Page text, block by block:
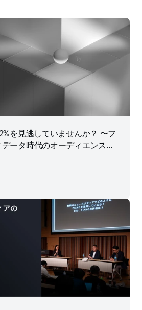
を見逃していませんか？ 〜フ
ータ時代のオーディエンス戦